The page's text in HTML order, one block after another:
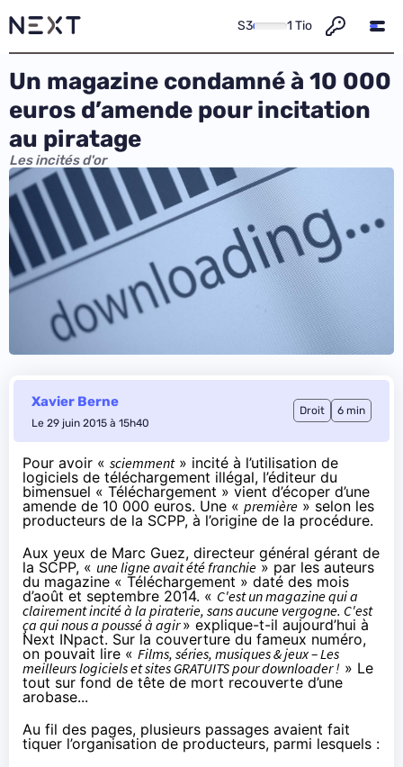
S3 1 Tio
Un magazine condamné à 10 000
euros d’amende pour incitation
au piratage
Les incités d'or
Xavier Berne
Le 29 juin 2015 à 15h40
Droit 6 min
Pour avoir « sciemment» incité à l’utilisation de
logiciels de téléchargement illégal, l’éditeur du
bimensuel « Téléchargement » vient d’écoper d’une
amende de 10 000 euros. Une « première » selon les
producteurs de la SCPP, à l’origine de la procédure.
Aux yeux de Marc Guez, directeur général gérant de
la SCPP, « une ligne avait été franchie » par les auteurs
du magazine « Téléchargement » daté des mois
d’août et septembre 2014. « C'est un magazine qui a
clairement incité à la piraterie, sans aucune vergogne. C'est
ça qui nous a poussé à agir» explique-t-il aujourd’hui à
Next INpact. Sur la couverture du fameux numéro,
on pouvait lire « Films, séries, musiques & jeux – Les
meilleurs logiciels et sites GRATUITS pour downloader ! » Le
tout sur fond de tête de mort recouverte d’une
arobase...
Au fil des pages, plusieurs passages avaient fait
tiquer l’organisation de producteurs, parmi lesquels :